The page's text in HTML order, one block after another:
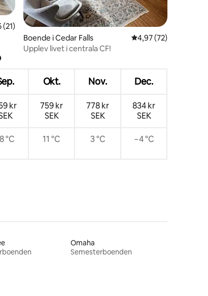
5 i genomsnittligt betyg, 21 omdömen
(21)
Boende i Cedar Falls 4,97 av 5 i
4,97 (72)
Upplev livet i centrala CF!
Okt. Nov. Dec.
kr
759 kr
SEK
778 kr
SEK
834 kr
SEK
°C 11 °C 3 °C −4 °C
Omaha
Semesterboenden